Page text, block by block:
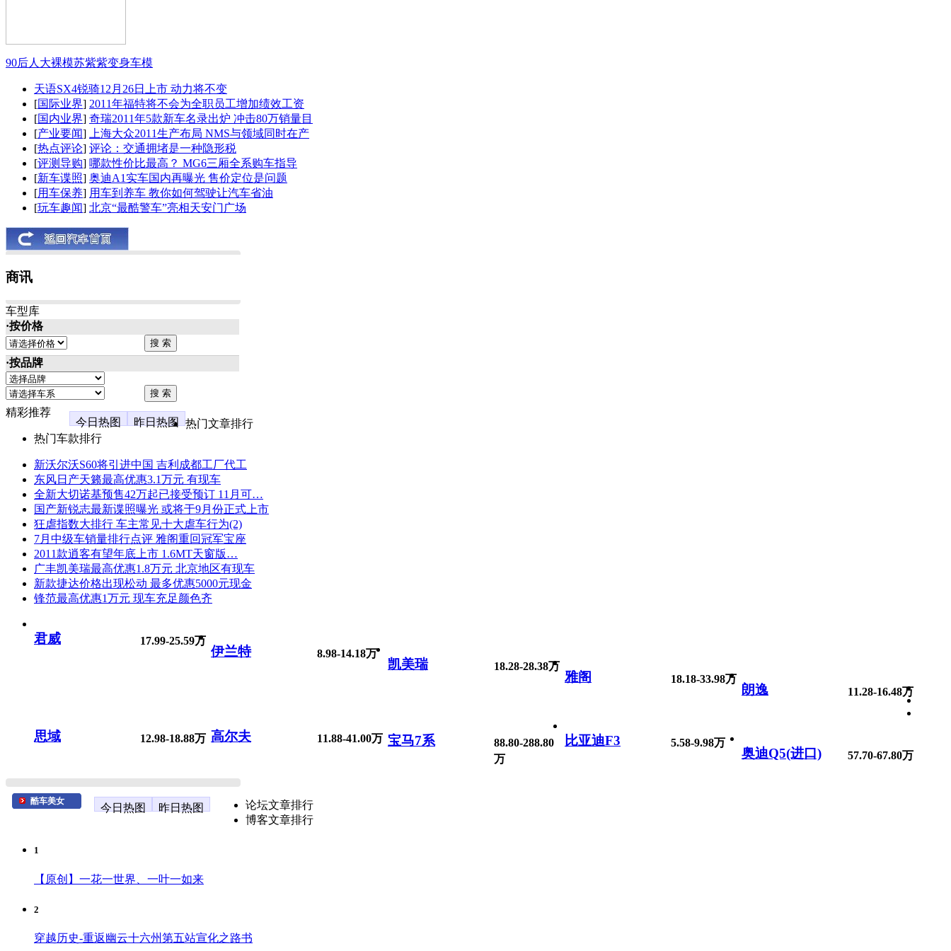
90后人大裸模苏紫紫变身车模
天语SX4锐骑12月26日上市 动力将不变
[国际业界] 2011年福特将不会为全职员工增加绩效工资
[国内业界] 奇瑞2011年5款新车名录出炉 冲击80万销量目
[产业要闻]
上海大众2011生产布局 NMS与领域同时在产
[热点评论] 评论：交通拥堵是一种隐形税
[评测导购] 哪款性价比最高？ MG6三厢全系购车指导
[新车谍照] 奥迪A1实车国内再曝光 售价定位是问题
[用车保养] 用车到养车 教你如何驾驶让汽车省油
[玩车趣闻] 北京“最酷警车”亮相天安门广场
商讯
车型库
·按价格
·按品牌
精彩推荐
今日热图
昨日热图
热门文章排行
热门车款排行
新沃尔沃S60将引进中国 吉利成都工厂代工
东风日产天籁最高优惠3.1万元 有现车
全新大切诺基预售42万起已接受预订 11月可…
国产新锐志最新谍照曝光 或将于9月份正式上市
狂虐指数大排行 车主常见十大虐车行为(2)
7月中级车销量排行点评 雅阁重回冠军宝座
2011款逍客有望年底上市 1.6MT天窗版…
广丰凯美瑞最高优惠1.8万元 北京地区有现车
新款捷达价格出现松动 最多优惠5000元现金
锋范最高优惠1万元 现车充足颜色齐
君威 17.99-25.59万
伊兰特 8.98-14.18万
凯美瑞 18.28-28.38万
雅阁 18.18-33.98万
朗逸 11.28-16.48万
思域 12.98-18.88万 高尔夫 11.88-41.00万 宝马7系
88.80-288.80
万
比亚迪F3 5.58-9.98万
奥迪Q5(进口) 57.70-67.80万
酷车美女
今日热图 昨日热图
论坛文章排行
博客文章排行
1
【原创】一花一世界、一叶一如来
2
穿越历史-重返幽云十六州第五站宣化之路书